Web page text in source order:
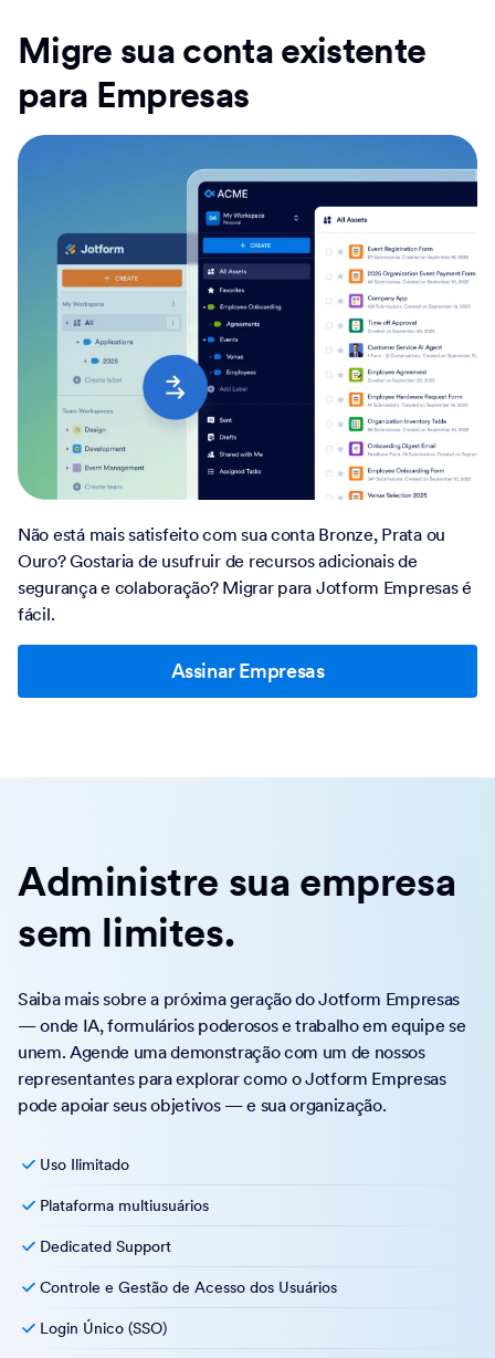
Migre sua conta existente
para Empresas
Não está mais satisfeito com sua conta Bronze, Prata ou
Ouro? Gostaria de usufruir de recursos adicionais de
segurança e colaboração? Migrar para Jotform Empresas é
fácil.
Assinar Empresas
Administre sua empresa
sem limites.
Saiba mais sobre a próxima geração do Jotform Empresas
— onde IA, formulários poderosos e trabalho em equipe se
unem. Agende uma demonstração com um de nossos
representantes para explorar como o Jotform Empresas
pode apoiar seus objetivos — e sua organização.
Uso Ilimitado
Plataforma multiusuários
Dedicated Support
Controle e Gestão de Acesso dos Usuários
Login Único (SSO)